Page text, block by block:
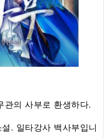
관의 사부로 환생하다.
. 일타강사 백사부입니